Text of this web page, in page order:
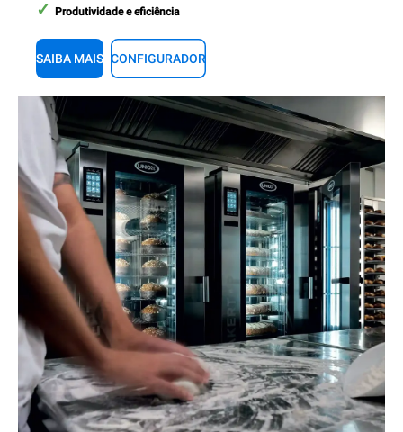
Produtividade e eficiência
SAIBA MAIS CONFIGURADOR